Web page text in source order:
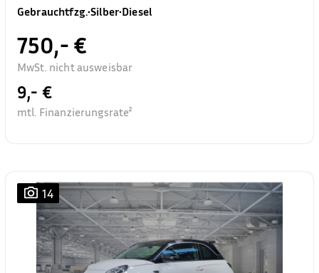
Gebrauchtfzg.•Silber•Diesel
750,- €
MwSt. nicht ausweisbar
9,- €
mtl. Finanzierungsrate²
14